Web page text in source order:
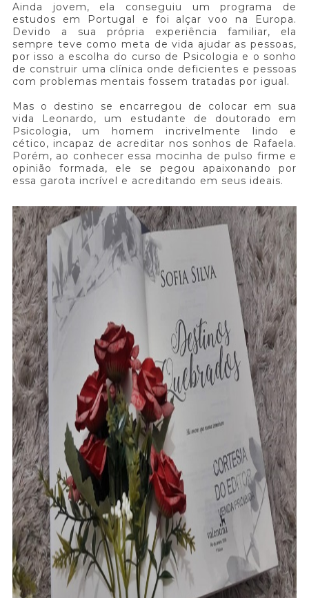
Ainda jovem, ela conseguiu um programa de
estudos em Portugal e foi alçar voo na Europa.
Devido a sua própria experiência familiar, ela
sempre teve como meta de vida ajudar as pessoas,
por isso a escolha do curso de Psicologia e o sonho
de construir uma clínica onde deficientes e pessoas
com problemas mentais fossem tratadas por igual.
Mas o destino se encarregou de colocar em sua
vida Leonardo, um estudante de doutorado em
Psicologia, um homem incrivelmente lindo e
cético, incapaz de acreditar nos sonhos de Rafaela.
Porém, ao conhecer essa mocinha de pulso firme e
opinião formada, ele se pegou apaixonando por
essa garota incrível e acreditando em seus ideais.